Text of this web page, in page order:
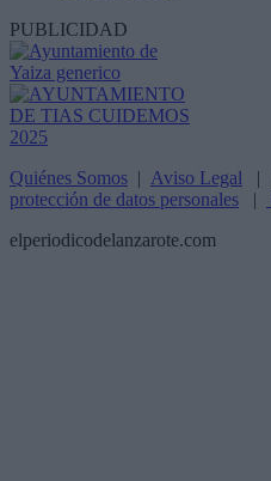
PUBLICIDAD
Quiénes Somos | Aviso Legal |
protección de datos personales |
elperiodicodelanzarote.com